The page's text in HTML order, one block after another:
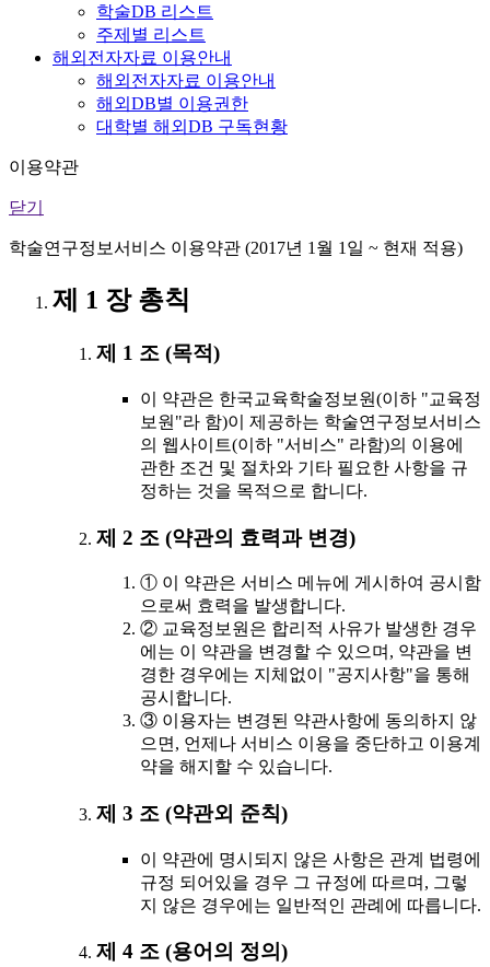
학술DB 리스트
주제별 리스트
해외전자자료 이용안내
해외전자자료 이용안내
해외DB별 이용권한
대학별 해외DB 구독현황
이용약관
닫기
학술연구정보서비스 이용약관 (2017년 1월 1일 ~ 현재 적용)
제 1 장 총칙
제 1 조 (목적)
이 약관은 한국교육학술정보원(이하 "교육정
보원"라 함)이 제공하는 학술연구정보서비스
의 웹사이트(이하 "서비스" 라함)의 이용에
관한 조건 및 절차와 기타 필요한 사항을 규
정하는 것을 목적으로 합니다.
제 2 조 (약관의 효력과 변경)
① 이 약관은 서비스 메뉴에 게시하여 공시함
으로써 효력을 발생합니다.
② 교육정보원은 합리적 사유가 발생한 경우
에는 이 약관을 변경할 수 있으며, 약관을 변
경한 경우에는 지체없이 "공지사항"을 통해
공시합니다.
③ 이용자는 변경된 약관사항에 동의하지 않
으면, 언제나 서비스 이용을 중단하고 이용계
약을 해지할 수 있습니다.
제 3 조 (약관외 준칙)
이 약관에 명시되지 않은 사항은 관계 법령에
규정 되어있을 경우 그 규정에 따르며, 그렇
지 않은 경우에는 일반적인 관례에 따릅니다.
제 4 조 (용어의 정의)